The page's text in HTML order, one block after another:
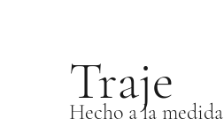
Traje
Hecho a la medida